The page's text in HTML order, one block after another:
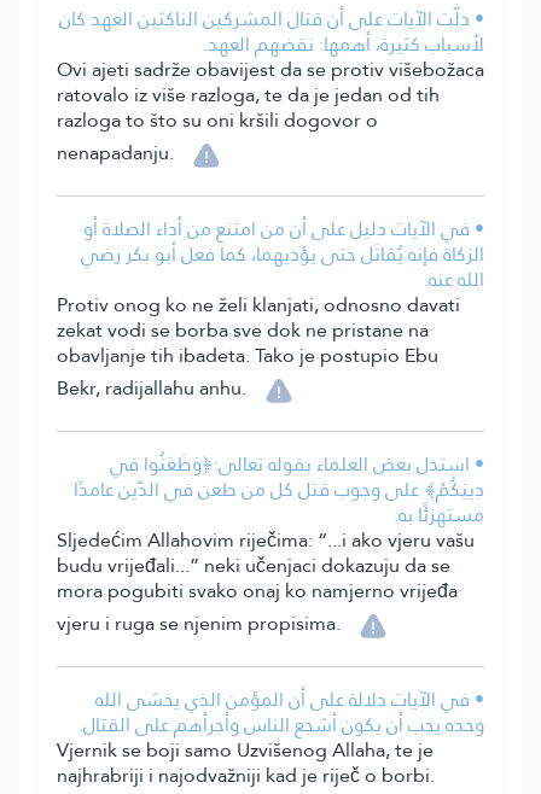
• دلَّت الآيات على أن قتال المشركين الناكثين العهد كان
لأسباب كثيرة، أهمها: نقضهم العهد.
Ovi ajeti sadrže obavijest da se protiv višebožaca
ratovalo iz više razloga, te da je jedan od tih
razloga to što su oni kršili dogovor o
nenapadanju.
• في الآيات دليل على أن من امتنع من أداء الصلاة أو
الزكاة فإنه يُقاتَل حتى يؤديهما، كما فعل أبو بكر رضي
الله عنه.
Protiv onog ko ne želi klanjati, odnosno davati
zekat vodi se borba sve dok ne pristane na
obavljanje tih ibadeta. Tako je postupio Ebu
Bekr, radijallahu anhu.
• استدل بعض العلماء بقوله تعالى:﴿وَطَعَنُوا فِي
دِينِكُمْ﴾ على وجوب قتل كل من طعن في الدّين عامدًا
مستهزئًا به.
Sljedećim Allahovim riječima: “...i ako vjeru vašu
budu vrijeđali...” neki učenjaci dokazuju da se
mora pogubiti svako onaj ko namjerno vrijeđa
vjeru i ruga se njenim propisima.
• في الآيات دلالة على أن المؤمن الذي يخشى الله
وحده يجب أن يكون أشجع الناس وأجرأهم على القتال.
Vjernik se boji samo Uzvišenog Allaha, te je
najhrabriji i najodvažniji kad je riječ o borbi.